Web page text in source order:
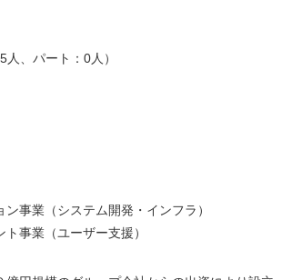
、パート：0人）
ン事業（システム開発・インフラ）
ト事業（ユーザー支援）